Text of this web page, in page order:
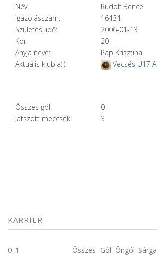
Név:
Rudolf Bence
Igazolásszám:
16434
Születési idő:
2006-01-13
Kor:
20
Anyja neve:
Pap Krisztina
Aktuális klubja(i):
Vecsés U17 A
Összes gól:
0
Játszott meccsek:
3
KARRIER
0-1 Összes Gól Öngól Sárga